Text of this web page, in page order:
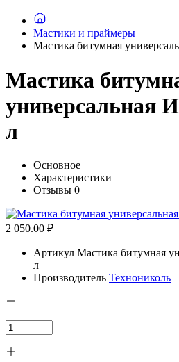
Мастики и праймеры
Мастика битумная
Мастика
универсальная
л
Основное
Характеристики
Отзывы 0
2 050.00 ₽
Артикул Мастика битумная
л
Производитель Технониколь